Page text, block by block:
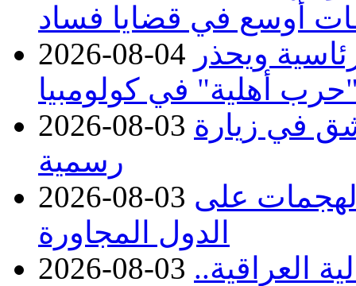
أوسع في قضايا فساد
2026-08-04 ويحذر
أهلية" في كولومبيا
2026-08-03 في زيارة
رسمية
2026-08-03 على
الدول المجاورة
2026-08-03 العراقية..